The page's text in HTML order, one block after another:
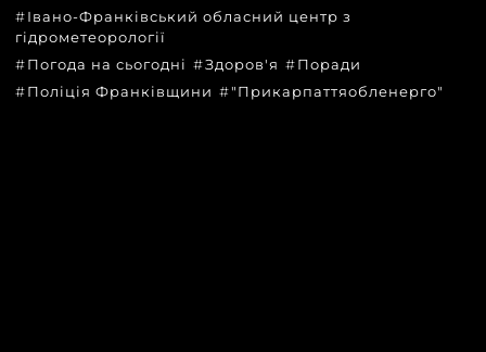
Івано-Франківський обласний центр з
гідрометеорології
Погода на сьогодні
Здоров'я
Поради
Поліція Франківщини
"Прикарпаттяобленерго"